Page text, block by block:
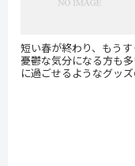
短い春が終わり、もうすぐ梅雨
憂鬱な気分になる方も多いと思います。
に過ごせるようなグッズの通販